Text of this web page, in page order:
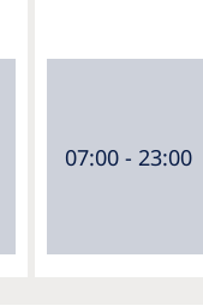
07:00 - 23:00